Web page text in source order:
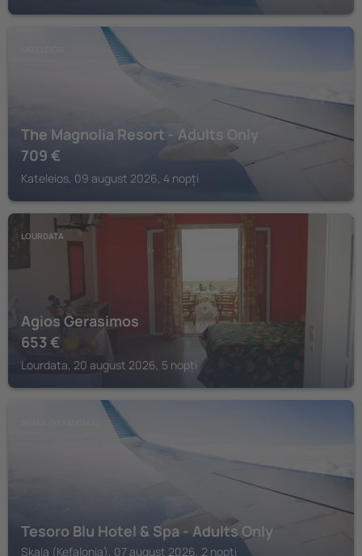
The Magnolia Resort - Adults Only
709 €
Kateleios, 09 august 2026, 4 nopți
LOURDATA
Agios Gerasimos
653€
Lourdata, 20 august 2026, 5 nopți
Tesoro Blu Hotel & Spa - Adults Only
Skala (Kefalonia), 07 august 2026, 2 nopți